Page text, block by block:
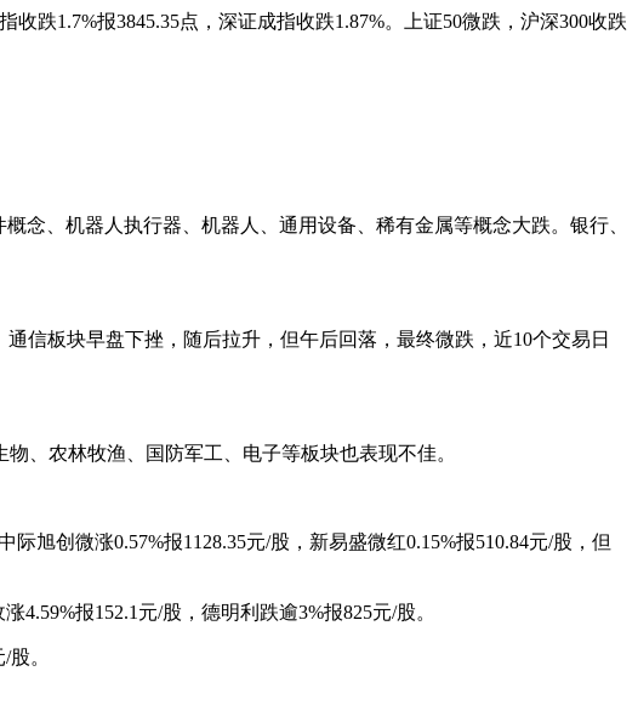
跌1.7%报3845.35点，深证成指收跌1.87%。上证50微跌，沪深300收跌
念、机器人执行器、机器人、通用设备、稀有金属等概念大跌。银行、
信板块早盘下挫，随后拉升，但午后回落，最终微跌，近10个交易日
、农林牧渔、国防军工、电子等板块也表现不佳。
旭创微涨0.57%报1128.35元/股，新易盛微红0.15%报510.84元/股，但
报152.1元/股，德明利跌逾3%报825元/股。
。